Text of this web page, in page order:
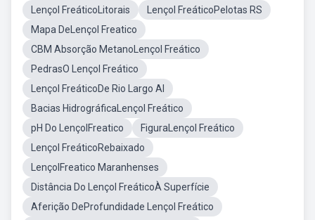
Lençol FreáticoLitorais
Lençol FreáticoPelotas RS
Mapa DeLençol Freatico
CBM Absorção MetanoLençol Freático
PedrasO Lençol Freático
Lençol FreáticoDe Rio Largo Al
Bacias HidrográficaLençol Freático
pH Do LençolFreatico
FiguraLençol Freático
Lençol FreáticoRebaixado
LençolFreatico Maranhenses
Distância Do Lençol FreáticoÀ Superfície
Aferição DeProfundidade Lençol Freático